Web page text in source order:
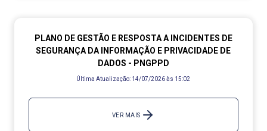
PLANO DE GESTÃO E RESPOSTA A INCIDENTES DE
SEGURANÇA DA INFORMAÇÃO E PRIVACIDADE DE
DADOS - PNGPPD
Última Atualização: 14/07/2026 às 15:02
VER MAIS